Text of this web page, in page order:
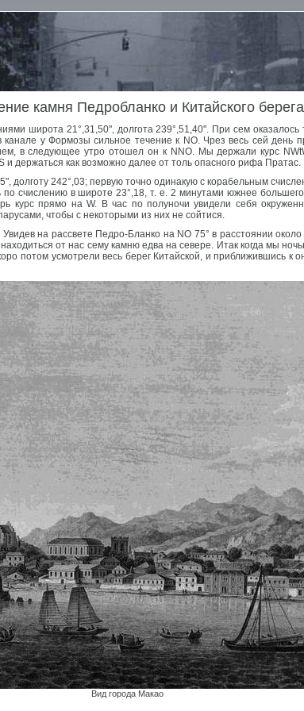
камня Педробланко и Китайского берега
широта 21°,31,50", долгота 239°,51,40". При сем оказалось
у Формозы сильное течение к NO. Чрез весь сей день
в следующее утро отошел он к NNO. Мы держали курс
держаться как возможно далее от толь опасного рифа Пратас.
долготу 242°,03; первую точно одинакую с корабельным
счислению в широте 23°,18, т. е. 2 минутами южнее
курс прямо на W. В час по полуночи увидели себя
чтобы с некоторыми из них не сойтися.
на рассвете Педро-Бланко на NO 75° в расстоянии
от нас сему камню едва на севере. Итак когда мы
потом усмотрели весь берег Китайской, и приближившись к
Вид города Макао